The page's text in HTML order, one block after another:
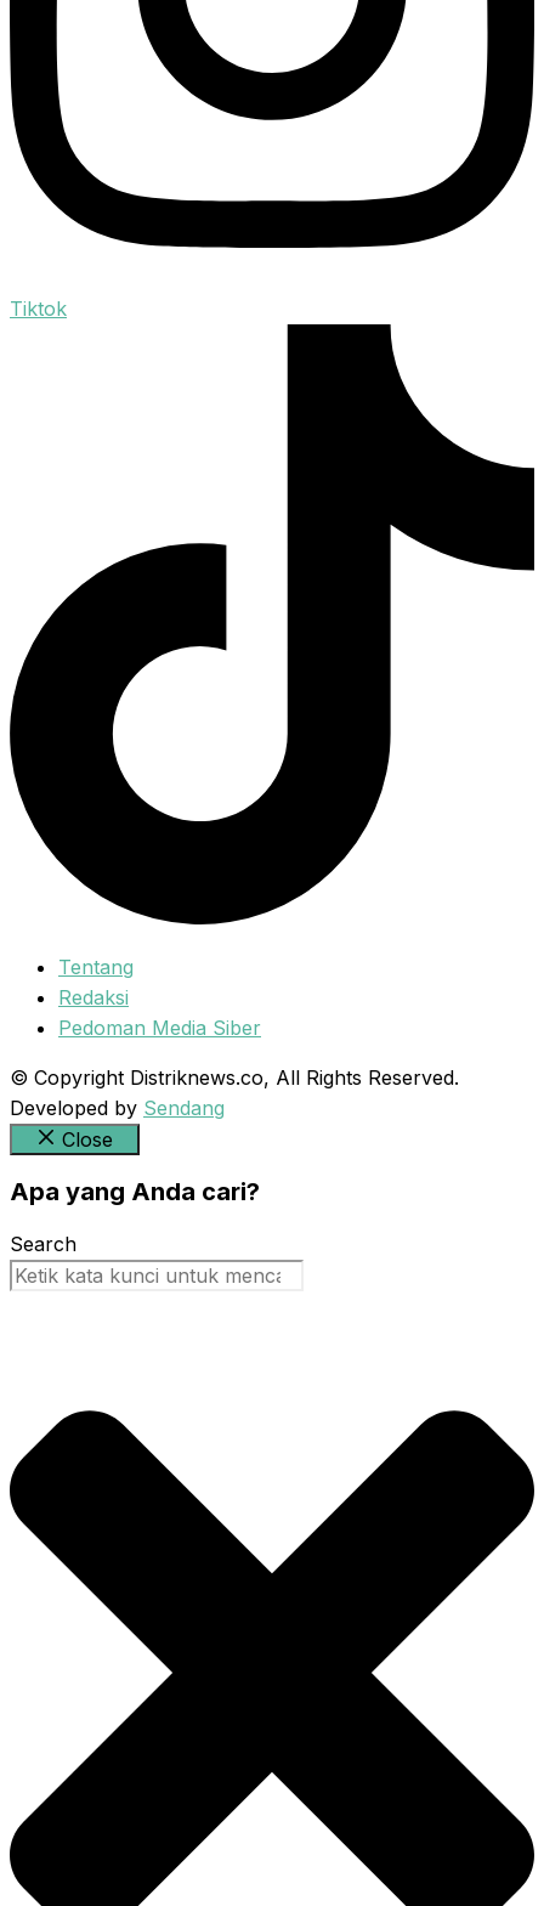
Tiktok
Tentang
Redaksi
Pedoman Media Siber
© Copyright Distriknews.co, All Rights Reserved.
Developed by Sendang
Close
Apa yang Anda cari?
Search